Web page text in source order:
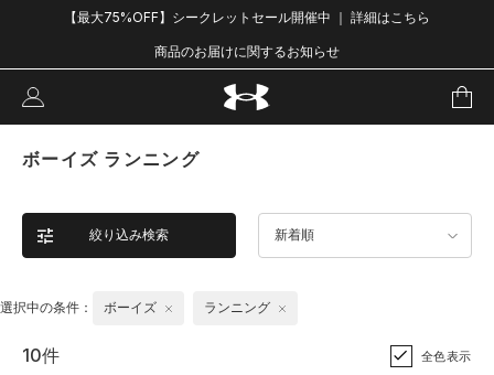
【最大75%OFF】シークレットセール開催中 ｜ 詳細はこちら
商品のお届けに関するお知らせ
ボーイズ ランニング
絞り込み検索 新着順
選択中の条件： ボーイズ ランニング
10件 全色表示